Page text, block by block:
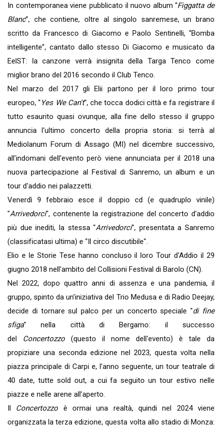
In contemporanea viene pubblicato il nuovo album “Figgatta de
Blanc”, che contiene, oltre al singolo sanremese, un brano
scritto da Francesco di Giacomo e Paolo Sentinelli, “Bomba
intelligente”, cantato dallo stesso Di Giacomo e musicato da
EelST: la canzone verrà insignita della Targa Tenco come
miglior brano del 2016 secondo il Club Tenco.
Nel marzo del 2017 gli Elii partono per il loro primo tour
europeo, " Yes We Can't", che tocca dodici città e fa registrare il
tutto esaurito quasi ovunque, alla fine dello stesso il gruppo
annuncia l'ultimo concerto della propria storia: si terrà al
Mediolanum Forum di Assago (MI) nel dicembre successivo,
all'indomani dell'evento però viene annunciata per il 2018 una
nuova partecipazione al Festival di Sanremo, un album e un
tour d'addio nei palazzetti.
Venerdì 9 febbraio esce il doppio cd (e quadruplo vinile)
"Arrivedorci", contenente la registrazione del concerto d'addio
più due inediti, la stessa "Arrivedorci", presentata a Sanremo
(classificatasi ultima) e "Il circo discutibile".
Elio e le Storie Tese hanno concluso il loro Tour d'Addio il 29
giugno 2018 nell'ambito del Collisioni Festival di Barolo (CN).
Nel 2022, dopo quattro anni di assenza e una pandemia, il
gruppo, spinto da un'iniziativa del Trio Medusa e di Radio Deejay,
decide di tornare sul palco per un concerto speciale "di fine
sfiga" nella città di Bergamo: il successo
del Concertozzo (questo il nome dell'evento) è tale da
propiziare una seconda edizione nel 2023, questa volta nella
piazza principale di Carpi e, l’anno seguente, un tour teatrale di
40 date, tutte sold out, a cui fa seguito un tour estivo nelle
piazze e nelle arene all’aperto.
Il Concertozzo è ormai una realtà, quindi nel 2024 viene
organizzata la terza edizione, questa volta allo stadio di Monza: